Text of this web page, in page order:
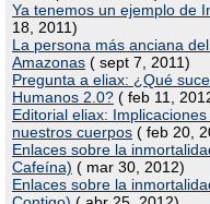
Ya tenemos un ejemplo de
18, 2011)
La persona más anciana
Amazonas ( sept 7, 2011)
Pregunta a eliax: ¿Qué
Humanos 2.0? ( feb 11,
Editorial eliax:
nuestros cuerpos ( feb 20,
Enlaces sobre la
Cafeína) ( mar 30, 2012)
Enlaces sobre la